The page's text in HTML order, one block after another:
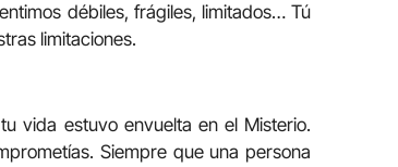
débiles, frágiles, limitados… Tú
limitaciones.
vida estuvo envuelta en el Misterio.
Siempre que una persona